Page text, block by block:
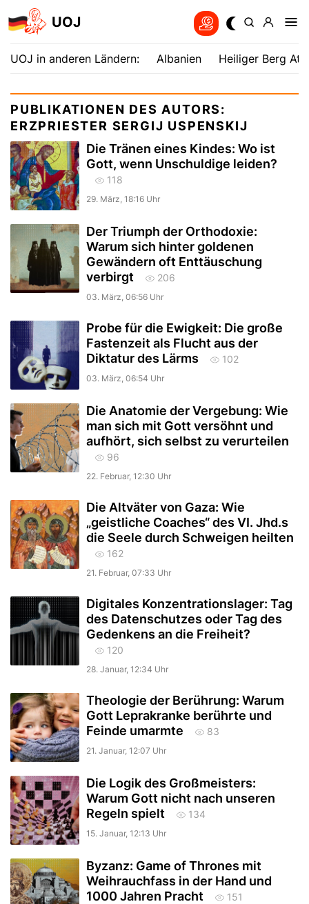
UOJ
UOJ in anderen Ländern: Albanien Heiliger Berg
PUBLIKATIONEN DES AUTORS:
ERZPRIESTER SERGIJ USPENSKIJ
Die Tränen eines Kindes: Wo ist
Gott, wenn Unschuldige leiden?
118
29. März, 18:16 Uhr
Der Triumph der Orthodoxie:
Warum sich hinter goldenen
Gewändern oft Enttäuschung
verbirgt
206
03. März, 06:56 Uhr
Probe für die Ewigkeit: Die große
Fastenzeit als Flucht aus der
Diktatur des Lärms
102
03. März, 06:54 Uhr
Die Anatomie der Vergebung: Wie
man sich mit Gott versöhnt und
aufhört, sich selbst zu verurteilen
96
22. Februar, 12:30 Uhr
Die Altväter von Gaza: Wie
„geistliche Coaches“ des VI. Jhd.s
die Seele durch Schweigen heilten
162
21. Februar, 07:33 Uhr
Digitales Konzentrationslager: Tag
des Datenschutzes oder Tag des
Gedenkens an die Freiheit?
120
28. Januar, 12:34 Uhr
Theologie der Berührung: Warum
Gott Leprakranke berührte und
Feinde umarmte
83
21. Januar, 12:07 Uhr
Die Logik des Großmeisters:
Warum Gott nicht nach unseren
Regeln spielt
134
15. Januar, 12:13 Uhr
Byzanz: Game of Thrones mit
Weihrauchfass in der Hand und
1000 Jahren Pracht
151